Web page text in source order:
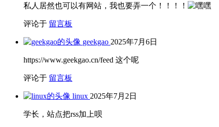
私人居然也可以有网站，我也要弄一个！！！！
评论于 留言板
geekgao 2025年7月6日
https://www.geekgao.cn/feed 这个呢
评论于 留言板
linux 2025年7月2日
学长，站点把rss加上呗